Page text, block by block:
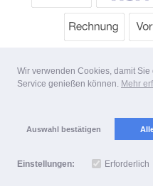
Wir verwenden Cookies, damit Sie
Service genießen können. Mehr
Auswahl bestätigen
Einstellungen: Erforderlich
* Alle Preise inkl.
Copyright 2026
Mobile
Zur